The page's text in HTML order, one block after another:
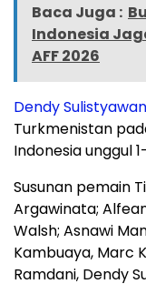
Baca Juga :
Indonesia
AFF 2026
Dendy Sulistyawan
Turkmenistan
Indonesia unggul
Susunan pemain
Argawinata;
Walsh; Asnawi
Kambuaya, Marc
Ramdani, Dendy